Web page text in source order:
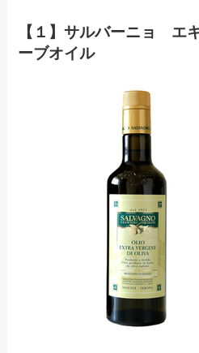
【１】サルバーニョ エ
ーブオイル